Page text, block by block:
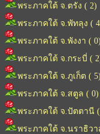
พระภาคใต้ จ.ตรัง ( 2)
พระภาคใต้ จ.พัทลุง (
พระภาคใต้ จ.พังงา ( 0)
พระภาคใต้ จ.กระบี่ (
พระภาคใต้ จ.ภูเก็ต ( 5)
พระภาคใต้ จ.สตูล ( 0)
พระภาคใต้ จ.ปัตตานี (
พระภาคใต้ จ.นราธิวา